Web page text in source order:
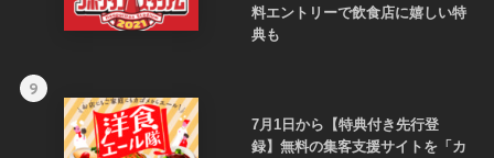
料エントリーで飲食店に嬉しい特
典も
9
7月1日から【特典付き先行登
録】無料の集客支援サイトを「カ